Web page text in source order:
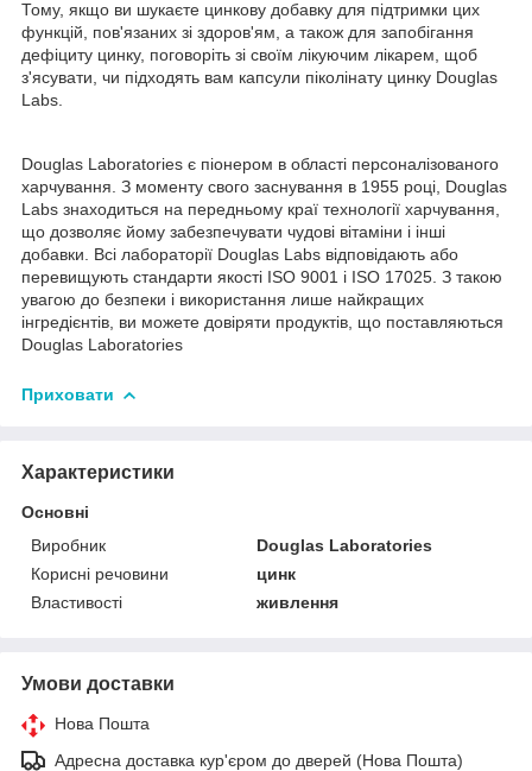
Тому, якщо ви шукаєте цинкову добавку для підтримки цих
функцій, пов'язаних зі здоров'ям, а також для запобігання
дефіциту цинку, поговоріть зі своїм лікуючим лікарем, щоб
з'ясувати, чи підходять вам капсули піколінату цинку Douglas
Labs.
Douglas Laboratories є піонером в області персоналізованого
харчування. З моменту свого заснування в 1955 році, Douglas
Labs знаходиться на передньому краї технології харчування,
що дозволяє йому забезпечувати чудові вітаміни і інші
добавки. Всі лабораторії Douglas Labs відповідають або
перевищують стандарти якості ISO 9001 і ISO 17025. З такою
увагою до безпеки і використання лише найкращих
інгредієнтів, ви можете довіряти продуктів, що поставляються
Douglas Laboratories
Приховати
Характеристики
Основні
Виробник
Douglas Laboratories
Корисні речовини
цинк
Властивості
живлення
Умови доставки
Нова Пошта
Адресна доставка кур'єром до дверей (Нова Пошта)